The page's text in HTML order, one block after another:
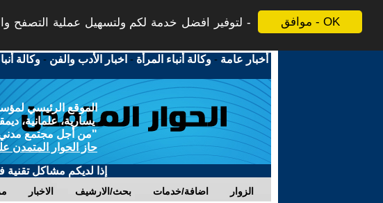
موافق - OK
لتوفير افضل خدمة لكم ولتسهيل عملية التصفح
أخبار عامة -وكالة أنباء المرأة - اخبار الأدب والفن -وكالة
الموقع الرئيسي
يسارية، علمانية،
"من أجل مجتمع مدني
حاز الحوار المتمدن
إذا لديكم مشاكل تقنية
الاخبار بحث/الارشيف اضافة/خدمات الزوار